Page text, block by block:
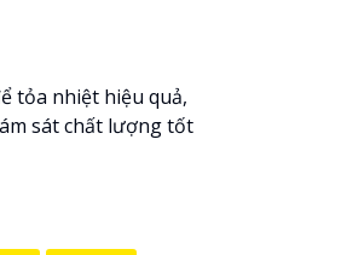
tỏa nhiệt hiệu quả,
sát chất lượng tốt